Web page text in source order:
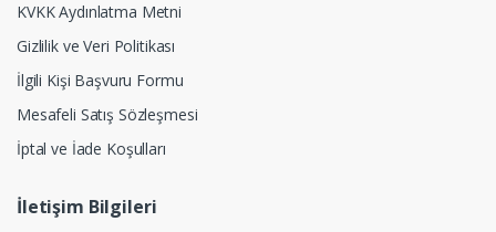
KVKK Aydınlatma Metni
Gizlilik ve Veri Politikası
İlgili Kişi Başvuru Formu
Mesafeli Satış Sözleşmesi
İptal ve İade Koşulları
İletişim Bilgileri